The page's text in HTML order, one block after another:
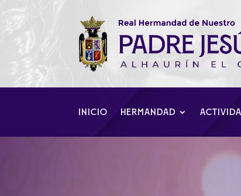
INICIO HERMANDAD